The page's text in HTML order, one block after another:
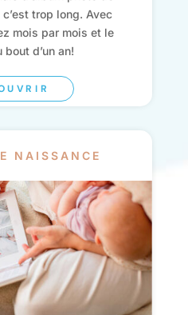
c’est trop long. Avec
mois par mois et le
bout d’un an!
NAISSANCE